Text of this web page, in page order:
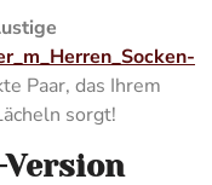
Paar, das Ihrem
sorgt!